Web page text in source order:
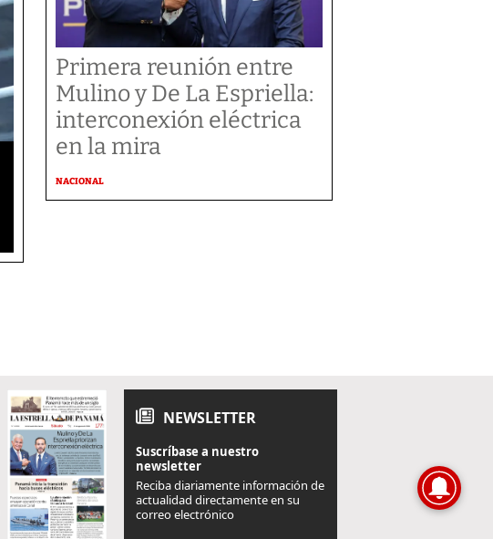
Primera reunión entre
Mulino y De La Espriella:
interconexión eléctrica
en la mira
NACIONAL
NEWSLETTER
Suscríbase a nuestro
newsletter
Reciba diariamente información de
actualidad directamente en su
correo electrónico